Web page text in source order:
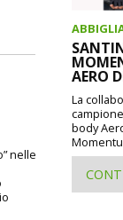
nelle
AERO
La
body